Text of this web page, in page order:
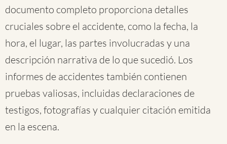
documento completo proporciona detalles
cruciales sobre el accidente, como la fecha, la
hora, el lugar, las partes involucradas y una
descripción narrativa de lo que sucedió. Los
informes de accidentes también contienen
pruebas valiosas, incluidas declaraciones de
testigos, fotografías y cualquier citación emitida
en la escena.